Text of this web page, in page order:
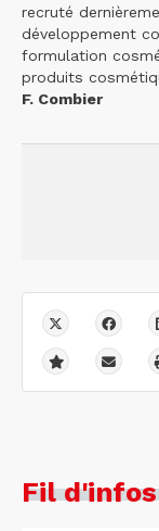
recruté
développement
formulation
produits
F. Combier
Fil d'infos